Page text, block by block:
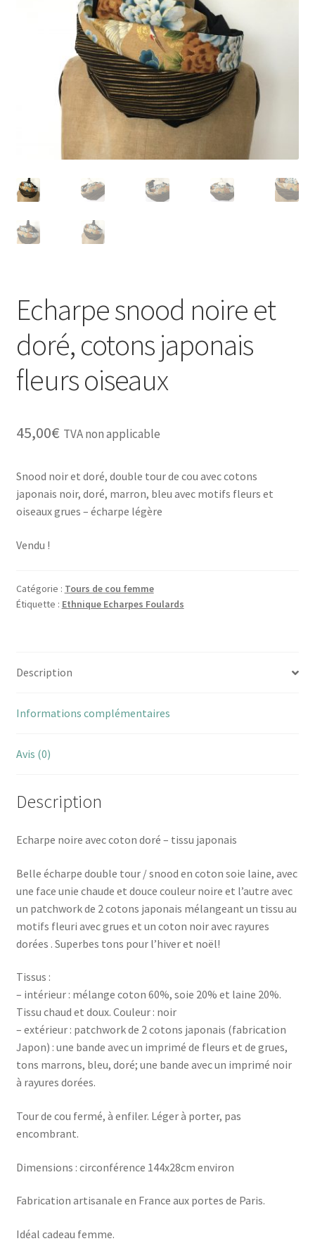
Echarpe snood noire et
doré, cotons japonais
fleurs oiseaux
45,00€ TVA non applicable
Snood noir et doré, double tour de cou avec cotons
japonais noir, doré, marron, bleu avec motifs fleurs et
oiseaux grues – écharpe légère
Vendu !
Catégorie : Tours de cou femme
Étiquette : Ethnique Echarpes Foulards
Description
Informations complémentaires
Avis (0)
Description
Echarpe noire avec coton doré – tissu japonais
Belle écharpe double tour / snood en coton soie laine, avec
une face unie chaude et douce couleur noire et l’autre avec
un patchwork de 2 cotons japonais mélangeant un tissu au
motifs fleuri avec grues et un coton noir avec rayures
dorées . Superbes tons pour l’hiver et noël!
Tissus :
– intérieur : mélange coton 60%, soie 20% et laine 20%.
Tissu chaud et doux. Couleur : noir
– extérieur : patchwork de 2 cotons japonais (fabrication
Japon) : une bande avec un imprimé de fleurs et de grues,
tons marrons, bleu, doré; une bande avec un imprimé noir
à rayures dorées.
Tour de cou fermé, à enfiler. Léger à porter, pas
encombrant.
Dimensions : circonférence 144x28cm environ
Fabrication artisanale en France aux portes de Paris.
Idéal cadeau femme.